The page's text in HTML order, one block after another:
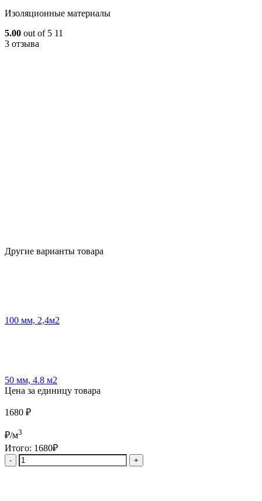
Изоляционные материалы
5.00 out of 5 11
3 отзыва
Другие варианты товара
100 мм, 2,4м2
50 мм, 4.8 м2
Цена за единицу товара
1680 ₽
₽/м3
Итого: 1680₽
Количество
товара